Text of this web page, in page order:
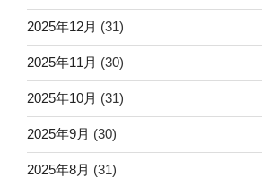
2025年12月 (31)
2025年11月 (30)
2025年10月 (31)
2025年9月 (30)
2025年8月 (31)